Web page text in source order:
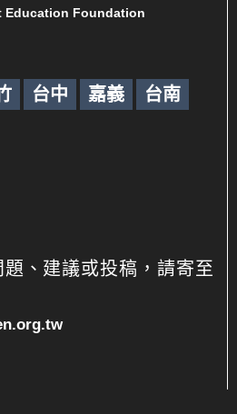
Education Foundation
台中 嘉義 台南
、建議或投稿，請寄至